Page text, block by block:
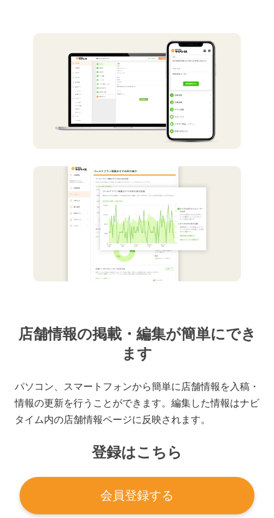
店舗情報の掲載・編集が簡単にでき
ます
パソコン、スマートフォンから簡単に店舗情報を入稿・
情報の更新を行うことができます。編集した情報はナビ
タイム内の店舗情報ページに反映されます。
登録はこちら
会員登録する